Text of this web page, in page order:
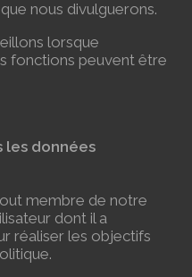
nous divulguerons.
lorsque
fonctions peuvent être
les données
membre de notre
dont il a
réaliser les objectifs